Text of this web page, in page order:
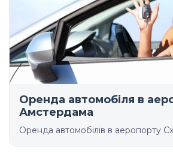
Оренда автомобіля в
Амстердама
Оренда автомобілів в аеропорту